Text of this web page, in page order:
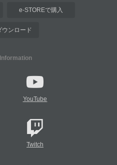
e-STOREで購入
ウンロード
YouTube
Twitch